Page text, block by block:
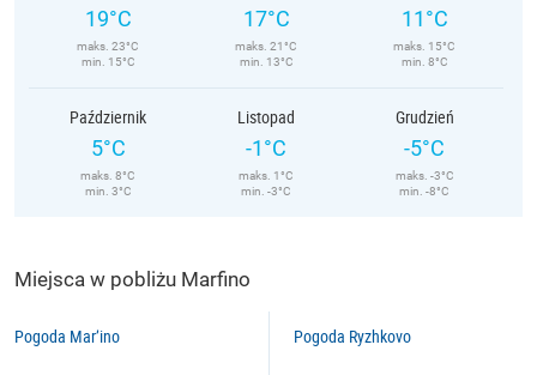
19°C
maks. 23°C
min. 15°C
17°C
maks. 21°C
min. 13°C
11°C
maks. 15°C
min. 8°C
Październik
5°C
maks. 8°C
min. 3°C
Listopad
-1°C
maks. 1°C
min. -3°C
Grudzień
-5°C
maks. -3°C
min. -8°C
Miejsca w pobliżu Marfino
Pogoda Mar’ino Pogoda Ryzhkovo